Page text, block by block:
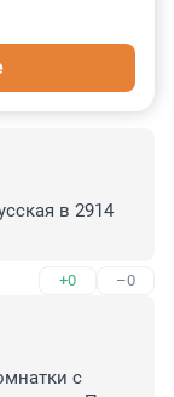
в 2914
+0 –0
с